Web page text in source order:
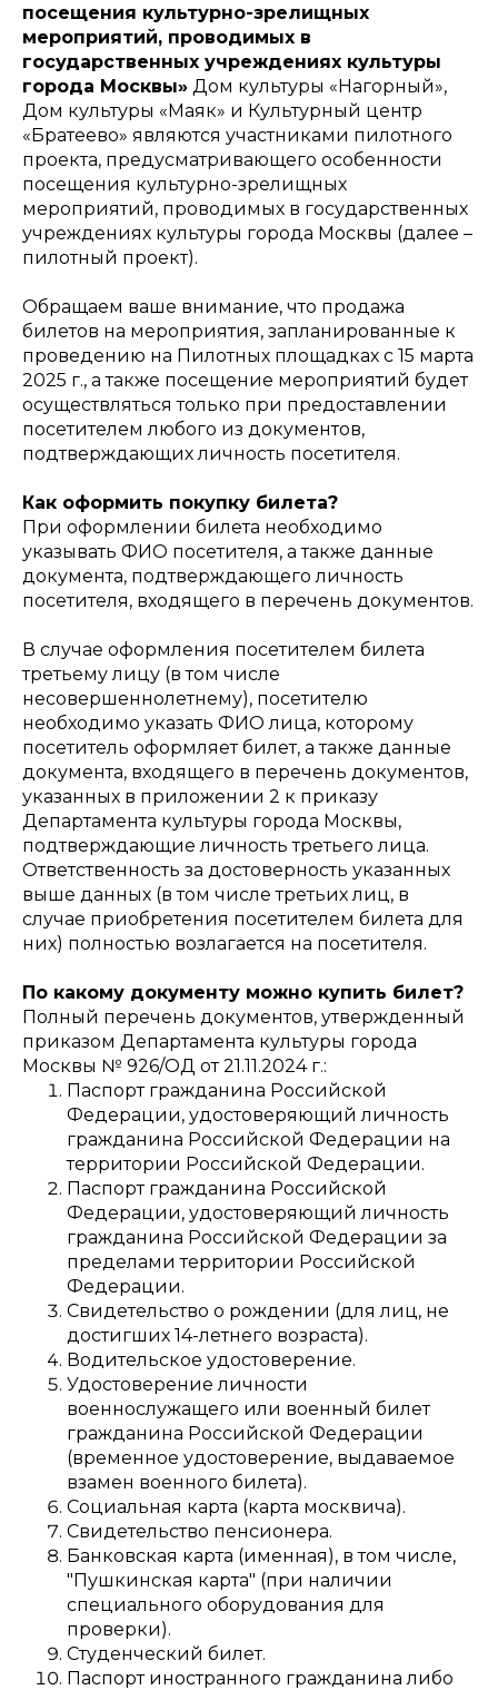
посещения культурно-зрелищных
мероприятий, проводимых в
государственных учреждениях культуры
города Москвы» Дом культуры «Нагорный»,
Дом культуры «Маяк» и Культурный центр
«Братеево» являются участниками пилотного
проекта, предусматривающего особенности
посещения культурно-зрелищных
мероприятий, проводимых в государственных
учреждениях культуры города Москвы (далее –
пилотный проект).
Обращаем ваше внимание, что продажа
билетов на мероприятия, запланированные к
проведению на Пилотных площадках с 15 марта
2025 г., а также посещение мероприятий будет
осуществляться только при предоставлении
посетителем любого из документов,
подтверждающих личность посетителя.
Как оформить покупку билета?
При оформлении билета необходимо
указывать ФИО посетителя, а также данные
документа, подтверждающего личность
посетителя, входящего в перечень документов.
В случае оформления посетителем билета
третьему лицу (в том числе
несовершеннолетнему), посетителю
необходимо указать ФИО лица, которому
посетитель оформляет билет, а также данные
документа, входящего в перечень документов,
указанных в приложении 2 к приказу
Департамента культуры города Москвы,
подтверждающие личность третьего лица.
Ответственность за достоверность указанных
выше данных (в том числе третьих лиц, в
случае приобретения посетителем билета для
них) полностью возлагается на посетителя.
По какому документу можно купить билет?
Полный перечень документов, утвержденный
приказом Департамента культуры города
Москвы № 926/ОД от 21.11.2024 г.:
Паспорт гражданина Российской
Федерации, удостоверяющий личность
гражданина Российской Федерации на
территории Российской Федерации.
Паспорт гражданина Российской
Федерации, удостоверяющий личность
гражданина Российской Федерации за
пределами территории Российской
Федерации.
Свидетельство о рождении (для лиц, не
достигших 14-летнего возраста).
Водительское удостоверение.
Удостоверение личности
военнослужащего или военный билет
гражданина Российской Федерации
(временное удостоверение, выдаваемое
взамен военного билета).
Социальная карта (карта москвича).
Свидетельство пенсионера.
Банковская карта (именная), в том числе,
"Пушкинская карта" (при наличии
специального оборудования для
проверки).
Студенческий билет.
Паспорт иностранного гражданина либо